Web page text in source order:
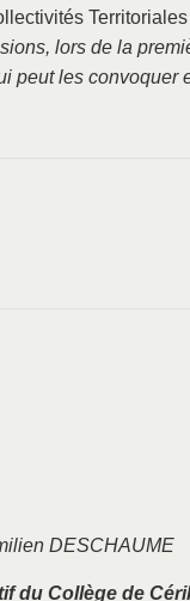
Territoriales
lors de la
peut les convoquer
DESCHAUME
du Collège de